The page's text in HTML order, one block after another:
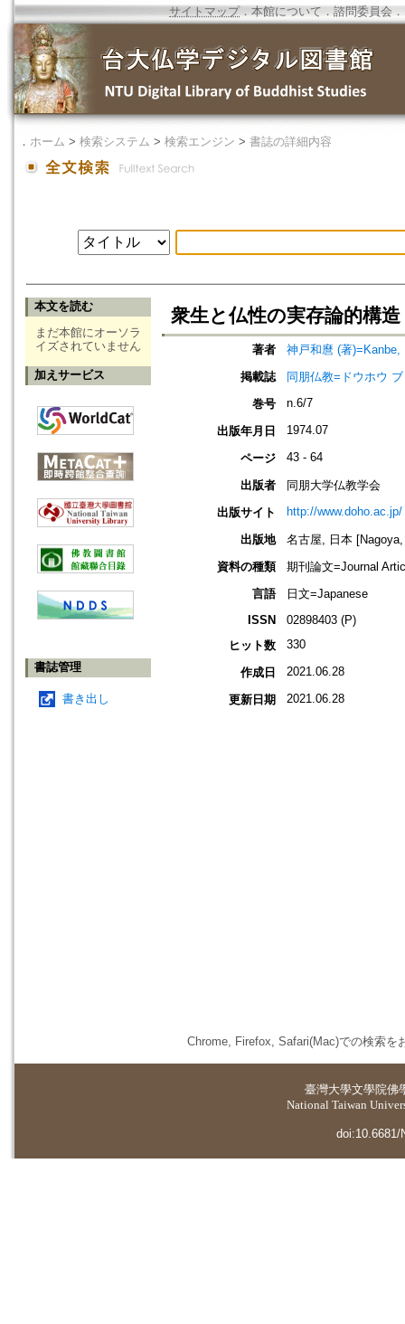
サイトマップ．本館について ． 諮問委員会 ．
． ホーム > 検索システム > 検索エンジン > 書誌の詳細内容
本文を読む
まだ本館にオーソラ
イズされていません
加えサービス
書誌管理
書き出し
衆生と仏性の実存論的構造
著者
神戸和麿 (著)=Kanbe,
掲載誌
同朋仏教=ドウホウ
巻号
n.6/7
出版年月日 1974.07
ページ 43 - 64
出版者
同朋大学仏教学会
出版サイト
http://www.doho.ac.jp/
出版地
名古屋, 日本
資料の種類
期刊論文=Journal
言語
日文=Japanese
ISSN
02898403 (P)
ヒット数
330
作成日 2021.06.28
更新日期 2021.06.28
Chrome, Firefox, Safari(Mac)での検索を
臺灣大學文學院佛
National Taiwan
doi:10.6681/